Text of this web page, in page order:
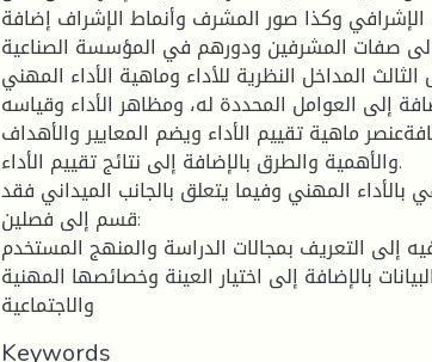
الإشرافي وكذا صور المشرف وأنماط الإشراف إضافة
صفات المشرفين ودورهم في المؤسسة الصناعية.
المداخل النظرية للأداء وماهية الأداء المهني
إلى العوامل المحددة له، ومظاهر الأداء وقياسه
ماهية تقييم الأداء ويضم المعايير والأهداف
والأهمية والطرق بالإضافة إلى نتائج تقييم الأداء.
بالأداء المهني وفيما يتعلق بالجانب الميداني فقد
قسم إلى فصلين:
إلى التعريف بمجالات الدراسة والمنهج المستخدم
بالإضافة إلى اختيار العينة وخصائصها المهنية
والاجتماعية
Keywords